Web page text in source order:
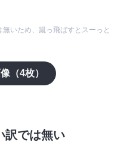
いため、蹴っ飛ばすとスーっと
（4枚）
訳では無い